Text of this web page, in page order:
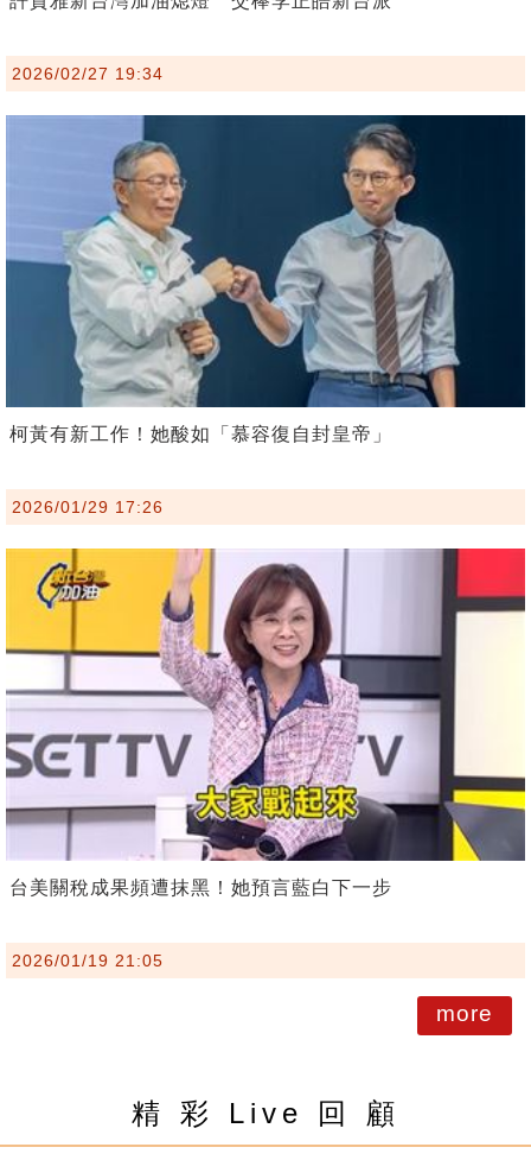
2026/02/27 19:34
柯黃有新工作！她酸如「慕容復自封皇帝」
2026/01/29 17:26
台美關稅成果頻遭抹黑！她預言藍白下一步
2026/01/19 21:05
more
精 彩 Live 回 顧